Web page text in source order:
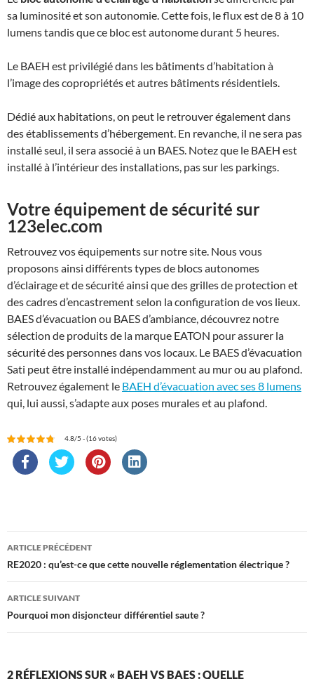
sa luminosité et son autonomie. Cette fois, le flux est de 8 à 10
lumens tandis que ce bloc est autonome durant 5 heures.
Le BAEH est privilégié dans les bâtiments d’habitation à
l’image des copropriétés et autres bâtiments résidentiels.
Dédié aux habitations, on peut le retrouver également dans
des établissements d’hébergement. En revanche, il ne sera pas
installé seul, il sera associé à un BAES. Notez que le BAEH est
installé à l’intérieur des installations, pas sur les parkings.
Votre équipement de sécurité sur
123elec.com
Retrouvez vos équipements sur notre site. Nous vous
proposons ainsi différents types de blocs autonomes
d’éclairage et de sécurité ainsi que des grilles de protection et
des cadres d’encastrement selon la configuration de vos lieux.
BAES d’évacuation ou BAES d’ambiance, découvrez notre
sélection de produits de la marque EATON pour assurer la
sécurité des personnes dans vos locaux. Le BAES d’évacuation
Sati peut être installé indépendamment au mur ou au plafond.
Retrouvez également le BAEH d’évacuation avec ses 8 lumens
qui, lui aussi, s’adapte aux poses murales et au plafond.
4.8/5 - (16 votes)
Navigation
des
articles
ARTICLE PRÉCÉDENT
RE2020 : qu’est-ce que cette nouvelle réglementation électrique ?
ARTICLE SUIVANT
Pourquoi mon disjoncteur différentiel saute ?
2 RÉFLEXIONS SUR « BAEH VS BAES : QUELLE